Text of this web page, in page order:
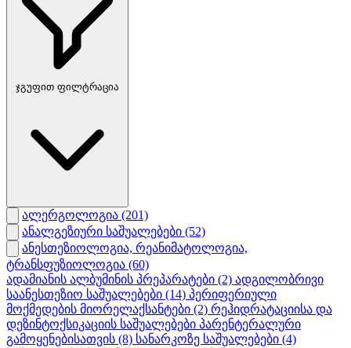
ჯგუფით ფილტრაცია
ალერგოლოგია (201)
ანალგეზიური საშუალებები (52)
ანესთეზიოლოგია, რეანიმატოლოგია,
ტრანსფუზიოლოგია (60)
ადამიანის ალბუმინის პრეპარატები (2) ადგილობრივი
საანესთეზიო საშუალებები (14) პერიფერიული
მოქმედების მიორელაქსანტები (2) რეჰიდრატაციისა და
დეზინტოქსიკაციის საშუალებები პარენტერალური
გამოყენებისათვის (8) სანარკოზე საშუალებები (4)